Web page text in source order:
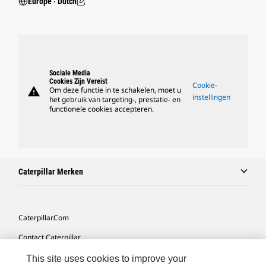
warning
Sociale Media
Cookies Zijn Vereist
Om deze functie in te schakelen, moet u
het gebruik van targeting-, prestatie- en
functionele cookies accepteren.
Cookie-
instellingen
Caterpillar Merken
Caterpillar.com
Contact Caterpillar
Mijn Marketingvoorkeuren
This site uses cookies to improve your